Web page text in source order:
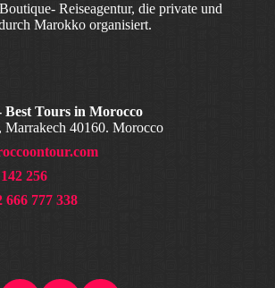
Reiseagentur, die private und
Marokko organisiert.
Tours in Morocco
Marrakech 40160. Morocco
256
666 777 338